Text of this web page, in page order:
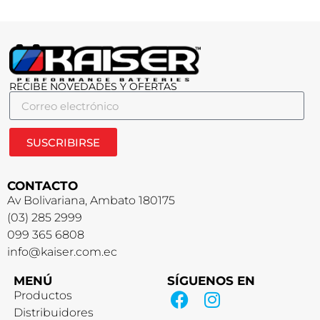
RECIBE NOVEDADES Y OFERTAS
SUSCRIBIRSE
CONTACTO
Av Bolivariana, Ambato 180175
(03) 285 2999
099 365 6808
info@kaiser.com.ec
MENÚ
Productos
Distribuidores
SÍGUENOS EN